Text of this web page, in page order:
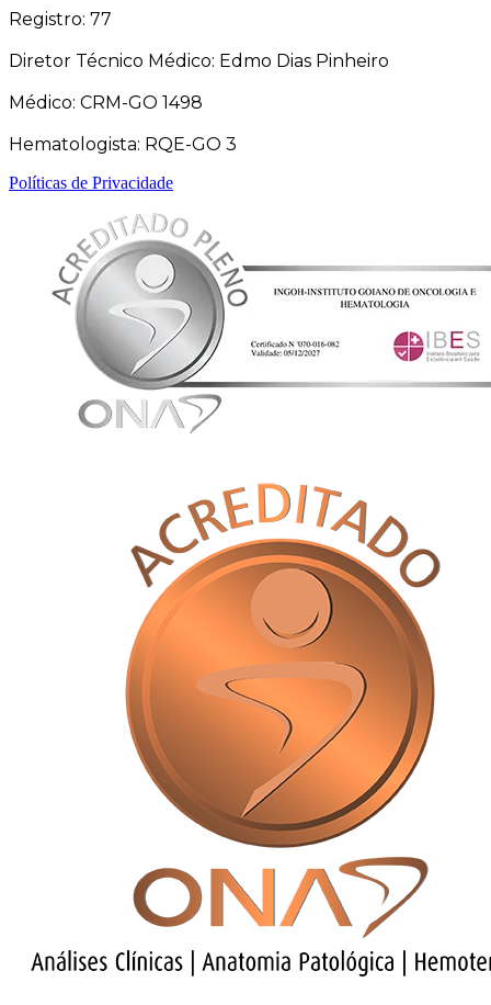
Registro: 77
Diretor Técnico Médico: Edmo Dias Pinheiro
Médico: CRM-GO 1498
Hematologista: RQE-GO 3
Políticas de Privacidade